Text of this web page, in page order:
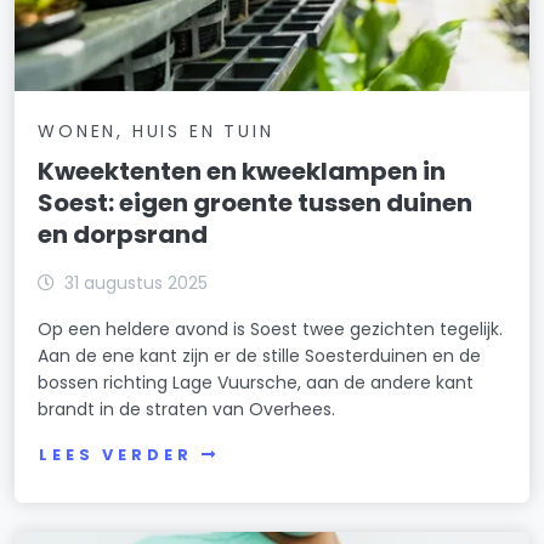
WONEN, HUIS EN TUIN
Kweektenten en kweeklampen in
Soest: eigen groente tussen duinen
en dorpsrand
31 augustus 2025
Op een heldere avond is Soest twee gezichten tegelijk.
Aan de ene kant zijn er de stille Soesterduinen en de
bossen richting Lage Vuursche, aan de andere kant
brandt in de straten van Overhees.
LEES VERDER